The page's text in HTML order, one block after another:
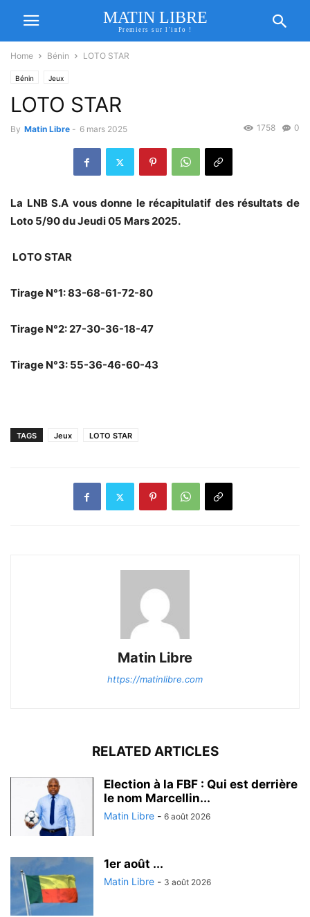
MATIN LIBRE
Premiers sur l'info !
Home Bénin LOTO STAR
Bénin Jeux
LOTO STAR
By Matin Libre - 6 mars 2025 0
1758
La LNB S.A vous donne le récapitulatif des résultats de
Loto 5/90 du Jeudi 05 Mars 2025.
LOTO STAR
Tirage N°1: 83-68-61-72-80
Tirage N°2: 27-30-36-18-47
Tirage N°3: 55-36-46-60-43
TAGS Jeux LOTO STAR
Matin Libre
https://matinlibre.com
RELATED ARTICLES
Election à la FBF : Qui est derrière
le nom Marcellin...
Matin Libre - 6 août 2026
1er août ...
Matin Libre - 3 août 2026